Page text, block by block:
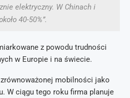
elektryczny. W Chinach i
40-50%”.
z powodu trudności
w Europie i na świecie.
mobilności jako
W ciągu tego roku firma planuje